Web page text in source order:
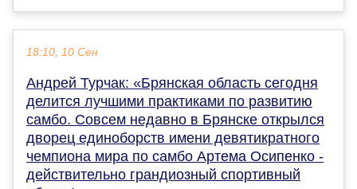
18:10, 10 Сен
Андрей Турчак: «Брянская область сегодня
делится лучшими практиками по развитию
самбо. Совсем недавно в Брянске открылся
дворец единоборств имени девятикратного
чемпиона мира по самбо Артема Осипенко -
действительно грандиозный спортивный